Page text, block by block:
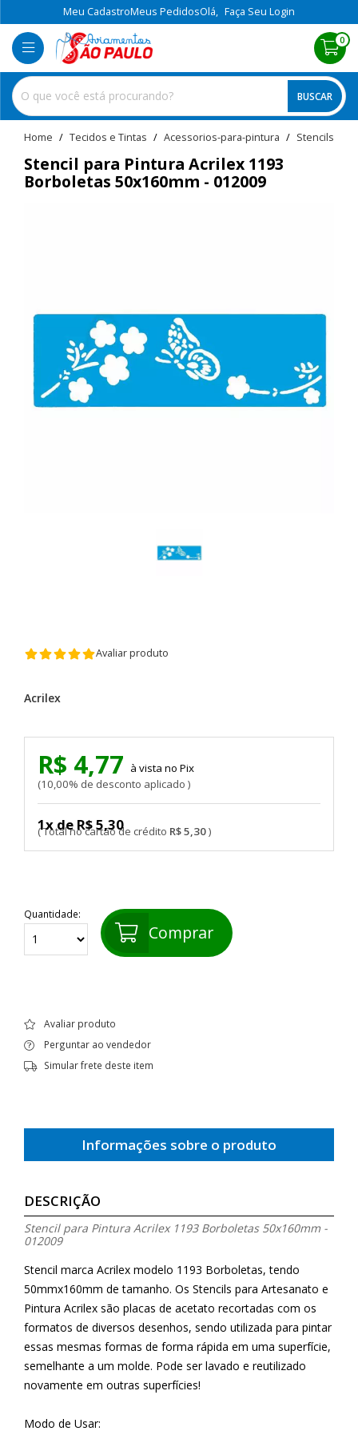
Meu CadastroMeus PedidosOlá, Faça Seu Login
BUSCAR
0
home Tecidos e Tintas acessorios-para-pintura stencils
Stencil para Pintura Acrilex 1193
Borboletas 50x160mm - 012009
Avaliar produto
Acrilex
R$ 5,30
1x de R$ 5,30
R$ 4,77
10,00% de desconto aplicado
Pix
Quantidade:
Comprar
Avaliar produto
Perguntar ao vendedor
Simular frete deste item
Informações sobre o produto
DESCRIÇÃO
Stencil para Pintura Acrilex 1193 Borboletas 50x160mm -
012009
Stencil marca Acrilex modelo 1193 Borboletas, tendo
50mmx160mm de tamanho. Os Stencils para Artesanato e
Pintura Acrilex são placas de acetato recortadas com os
formatos de diversos desenhos, sendo utilizada para pintar
essas mesmas formas de forma rápida em uma superfície,
semelhante a um molde. Pode ser lavado e reutilizado
novamente em outras superfícies!
Modo de Usar: